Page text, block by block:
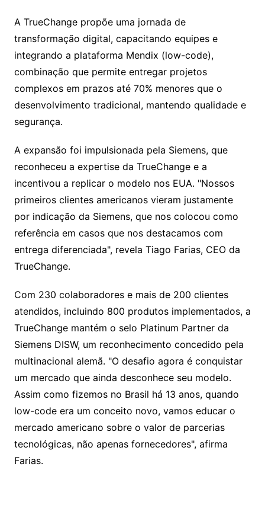
A TrueChange propõe uma jornada de
transformação digital, capacitando equipes e
integrando a plataforma Mendix (low-code),
combinação que permite entregar projetos
complexos em prazos até 70% menores que o
desenvolvimento tradicional, mantendo qualidade e
segurança.
A expansão foi impulsionada pela Siemens, que
reconheceu a expertise da TrueChange e a
incentivou a replicar o modelo nos EUA. "Nossos
primeiros clientes americanos vieram justamente
por indicação da Siemens, que nos colocou como
referência em casos que nos destacamos com
entrega diferenciada", revela Tiago Farias, CEO da
TrueChange.
Com 230 colaboradores e mais de 200 clientes
atendidos, incluindo 800 produtos implementados, a
TrueChange mantém o selo Platinum Partner da
Siemens DISW, um reconhecimento concedido pela
multinacional alemã. "O desafio agora é conquistar
um mercado que ainda desconhece seu modelo.
Assim como fizemos no Brasil há 13 anos, quando
low-code era um conceito novo, vamos educar o
mercado americano sobre o valor de parcerias
tecnológicas, não apenas fornecedores", afirma
Farias.